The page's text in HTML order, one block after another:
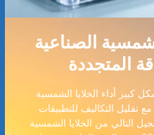
الصناعية
المتجددة
كبير أداء الخلايا الشمسية
تقليل التكاليف للتطبيقات
التالي من الخلايا الشمسية